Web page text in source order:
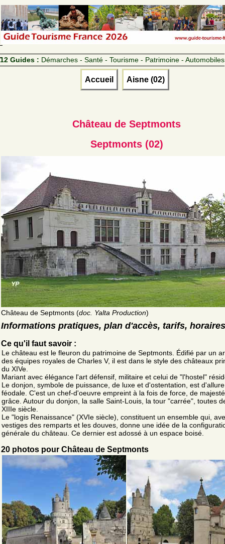
12 Guides : Démarches - Santé - Tourisme - Patrimoine - Automobiles
Accueil Aisne (02)
Château de Septmonts
Septmonts (02)
Château de Septmonts (doc. Yalta Production)
Informations pratiques, plan d'accès, tarifs, horaires
Ce qu'il faut savoir :
Le château est le fleuron du patrimoine de Septmonts. Édifié par un
des équipes royales de Charles V, il est dans le style des châteaux
du XIVe.
Mariant avec élégance l'art défensif, militaire et celui de "l'hostel"
Le donjon, symbole de puissance, de luxe et d'ostentation, est
féodale. C'est un chef-d'oeuvre empreint à la fois de force, de
grâce. Autour du donjon, la salle Saint-Louis, la tour "carrée", toutes
XIIIe siècle.
Le "logis Renaissance" (XVIe siècle), constituent un ensemble qui,
vestiges des remparts et les douves, donne une idée de la
générale du château. Ce dernier est adossé à un espace boisé.
20 photos pour Château de Septmonts